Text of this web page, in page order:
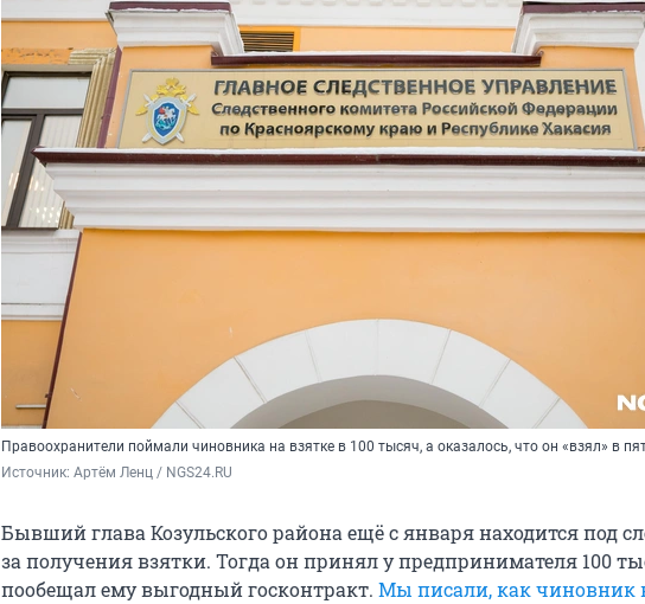
Правоохранители поймали чиновника на взятке в 100 тысяч, а оказалось, что он «взял» в
Источник: Артём Ленц / NGS24.RU
Бывший глава Козульского района ещё с января находится под
за получения взятки. Тогда он принял у предпринимателя 100
пообещал ему выгодный госконтракт. Мы писали, как чиновник